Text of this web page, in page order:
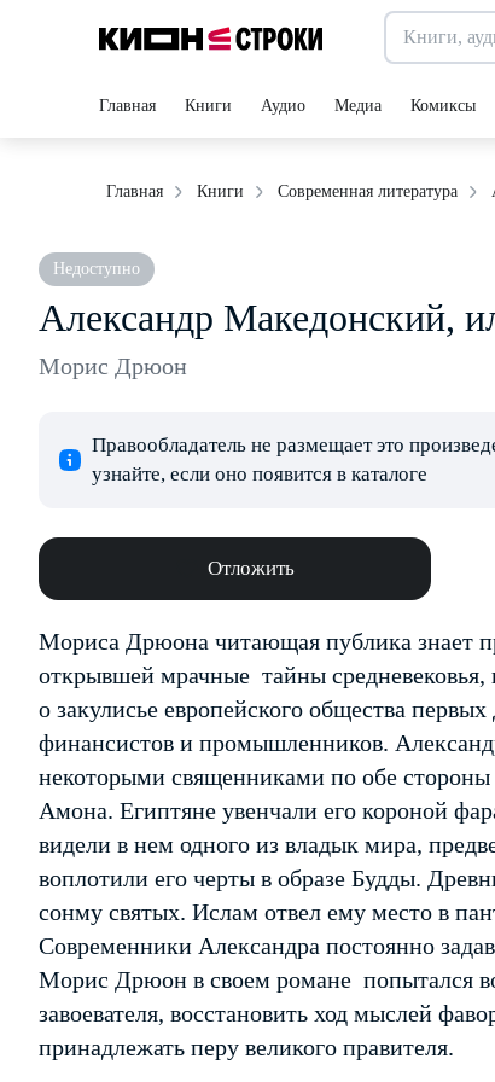
Главная Книги Аудио Медиа Комиксы
Главная Книги Современная литература
Недоступно
Александр Македонский,
Морис Дрюон
Правообладатель не размещает это
узнайте, если оно появится в каталоге
Отложить
Мориса Дрюона читающая публика знает
открывшей мрачные тайны
о закулисье европейского общества
финансистов и промышленников.
некоторыми священниками по обе
Амона. Египтяне увенчали его короной
видели в нем одного из владык мира,
воплотили его черты в образе Будды.
сонму святых. Ислам отвел ему место в
Современники Александра постоянно
Морис Дрюон в своем романе попытался
завоевателя, восстановить ход мыслей
принадлежать перу великого правителя.